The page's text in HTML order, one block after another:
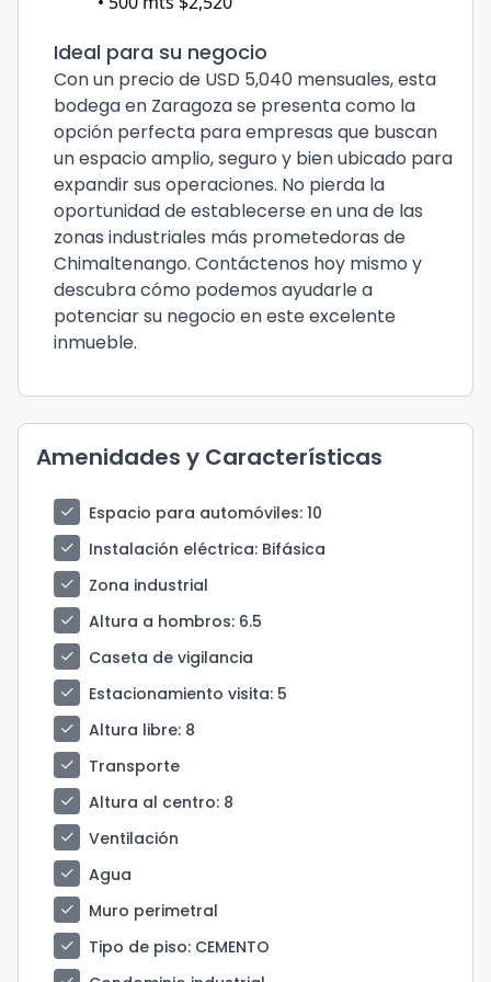
Ideal para su negocio
Con un precio de USD 5,040 mensuales, esta
bodega en Zaragoza se presenta como la
opción perfecta para empresas que buscan
un espacio amplio, seguro y bien ubicado para
expandir sus operaciones. No pierda la
oportunidad de establecerse en una de las
zonas industriales más prometedoras de
Chimaltenango. Contáctenos hoy mismo y
descubra cómo podemos ayudarle a
potenciar su negocio en este excelente
inmueble.
Amenidades y Características
check Espacio para automóviles: 10
check
Instalación eléctrica: Bifásica
check
Zona industrial
check
Altura a hombros: 6.5
check
Caseta de vigilancia
check
Estacionamiento visita: 5
check
Altura libre: 8
check
Transporte
check
Altura al centro: 8
check
Ventilación
check
Agua
check
Muro perimetral
check
Tipo de piso: CEMENTO